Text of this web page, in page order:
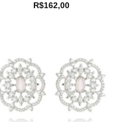
R$162,00